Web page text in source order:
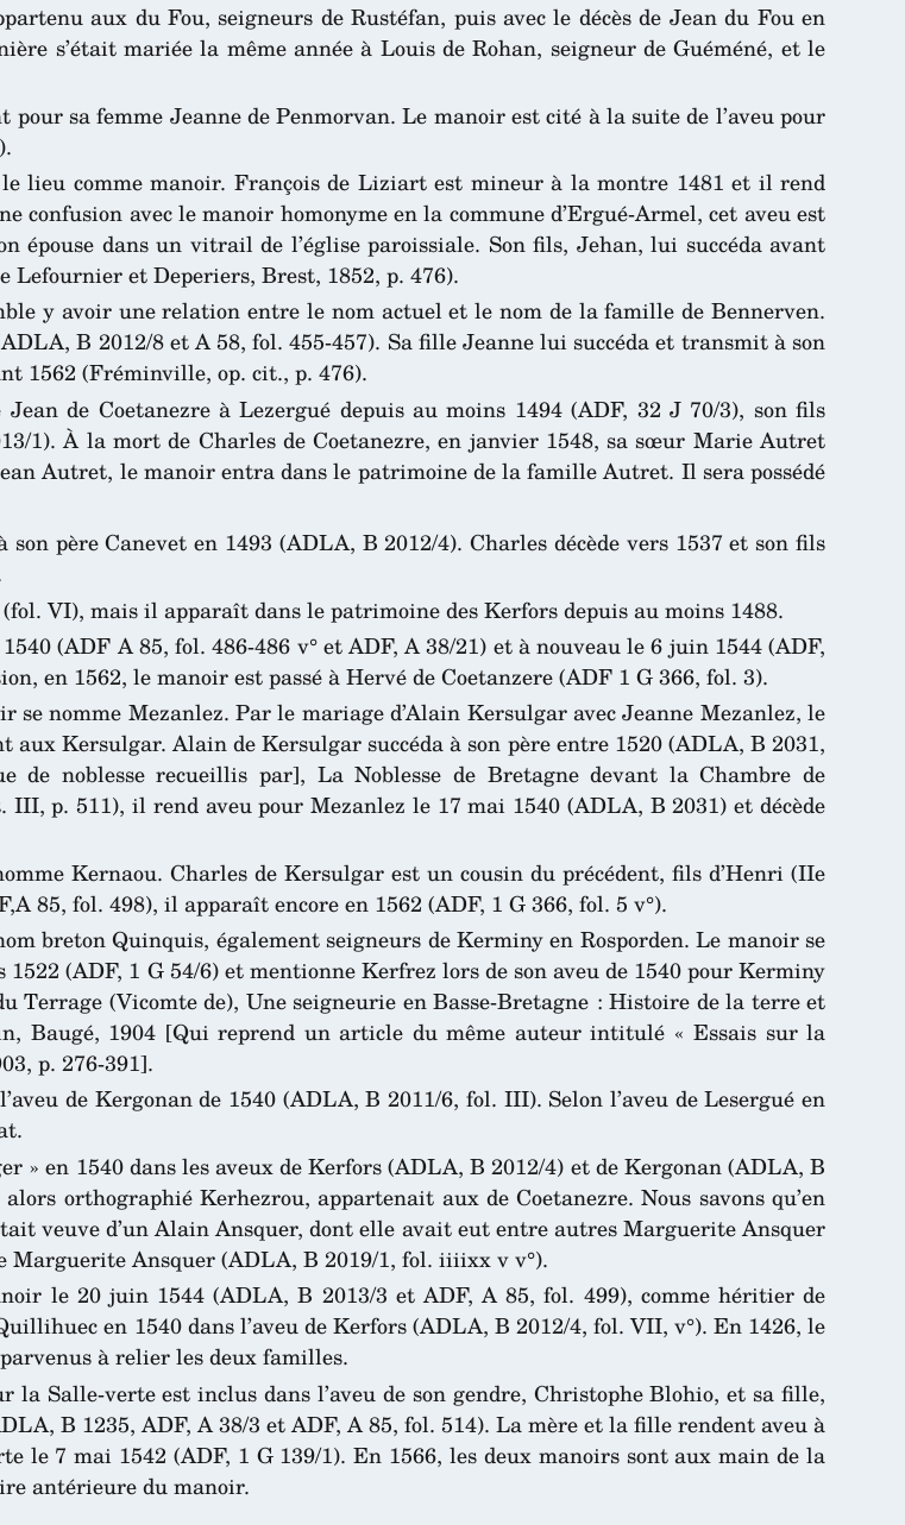
aux du Fou, seigneurs de Rustéfan, puis avec le décès de Jean du Fou en
s’était mariée la même année à Louis de Rohan, seigneur de Guéméné, et le
sa femme Jeanne de Penmorvan. Le manoir est cité à la suite de l’aveu pour
lieu comme manoir. François de Liziart est mineur à la montre 1481 et il rend
avec le manoir homonyme en la commune d’Ergué-Armel, cet aveu est
épouse dans un vitrail de l’église paroissiale. Son fils, Jehan, lui succéda avant
et Deperiers, Brest, 1852, p. 476).
y avoir une relation entre le nom actuel et le nom de la famille de Bennerven.
B 2012/8 et A 58, fol. 455-457). Sa fille Jeanne lui succéda et transmit à son
1562 (Fréminville, op. cit., p. 476).
de Coetanezre à Lezergué depuis au moins 1494 (ADF, 32 J 70/3), son fils
1). À la mort de Charles de Coetanezre, en janvier 1548, sa sœur Marie Autret
Autret, le manoir entra dans le patrimoine de la famille Autret. Il sera possédé
père Canevet en 1493 (ADLA, B 2012/4). Charles décède vers 1537 et son fils
VI), mais il apparaît dans le patrimoine des Kerfors depuis au moins 1488.
(ADF A 85, fol. 486-486 v° et ADF, A 38/21) et à nouveau le 6 juin 1544 (ADF,
en 1562, le manoir est passé à Hervé de Coetanzere (ADF 1 G 366, fol. 3).
nomme Mezanlez. Par le mariage d’Alain Kersulgar avec Jeanne Mezanlez, le
aux Kersulgar. Alain de Kersulgar succéda à son père entre 1520 (ADLA, B 2031,
de noblesse recueillis par], La Noblesse de Bretagne devant la Chambre de
p. 511), il rend aveu pour Mezanlez le 17 mai 1540 (ADLA, B 2031) et décède
Kernaou. Charles de Kersulgar est un cousin du précédent, fils d’Henri (IIe
85, fol. 498), il apparaît encore en 1562 (ADF, 1 G 366, fol. 5 v°).
breton Quinquis, également seigneurs de Kerminy en Rosporden. Le manoir se
(ADF, 1 G 54/6) et mentionne Kerfrez lors de son aveu de 1540 pour Kerminy
(Vicomte de), Une seigneurie en Basse-Bretagne : Histoire de la terre et
Baugé, 1904 [Qui reprend un article du même auteur intitulé « Essais sur la
p. 276-391].
de Kergonan de 1540 (ADLA, B 2011/6, fol. III). Selon l’aveu de Lesergué en
» en 1540 dans les aveux de Kerfors (ADLA, B 2012/4) et de Kergonan (ADLA, B
orthographié Kerhezrou, appartenait aux de Coetanezre. Nous savons qu’en
veuve d’un Alain Ansquer, dont elle avait eut entre autres Marguerite Ansquer
Marguerite Ansquer (ADLA, B 2019/1, fol. iiiixx v v°).
le 20 juin 1544 (ADLA, B 2013/3 et ADF, A 85, fol. 499), comme héritier de
en 1540 dans l’aveu de Kerfors (ADLA, B 2012/4, fol. VII, v°). En 1426, le
à relier les deux familles.
la Salle-verte est inclus dans l’aveu de son gendre, Christophe Blohio, et sa fille,
B 1235, ADF, A 38/3 et ADF, A 85, fol. 514). La mère et la fille rendent aveu à
le 7 mai 1542 (ADF, 1 G 139/1). En 1566, les deux manoirs sont aux main de la
antérieure du manoir.